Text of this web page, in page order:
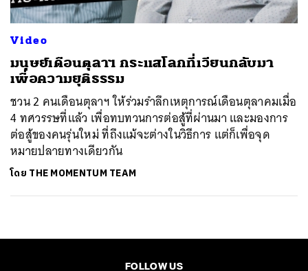
Video
มนุษย์เดือนตุลาฯ กระแสโลกที่เวียนกลับมา
เพื่อความยุติธรรม
ชวน 2 คนเดือนตุลาฯ ให้ร่วมรำลึกเหตุการณ์เดือนตุลาคมเมื่อ
4 ทศวรรษที่แล้ว เพื่อทบทวนการต่อสู้ที่ผ่านมา และมองการ
ต่อสู้ของคนรุ่นใหม่ ที่ถึงแม้จะต่างในวิธีการ แต่ก็เพื่อจุด
หมายปลายทางเดียวกัน
โดย THE MOMENTUM TEAM
FOLLOW US
SHARE TWEET LINE EMAIL